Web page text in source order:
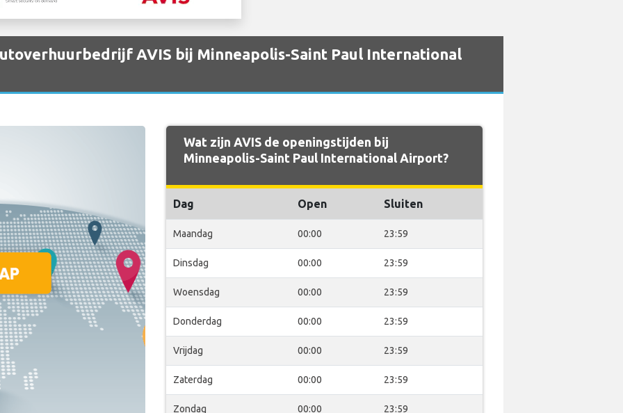
AVIS bij Minneapolis-Saint Paul International
Wat zijn AVIS de openingstijden bij
Minneapolis-Saint Paul International Airport?
Dag Open Sluiten
Maandag 00:00 23:59
Dinsdag 00:00 23:59
Woensdag 00:00 23:59
Donderdag 00:00 23:59
Vrijdag 00:00 23:59
Zaterdag 00:00 23:59
Zondag 00:00 23:59